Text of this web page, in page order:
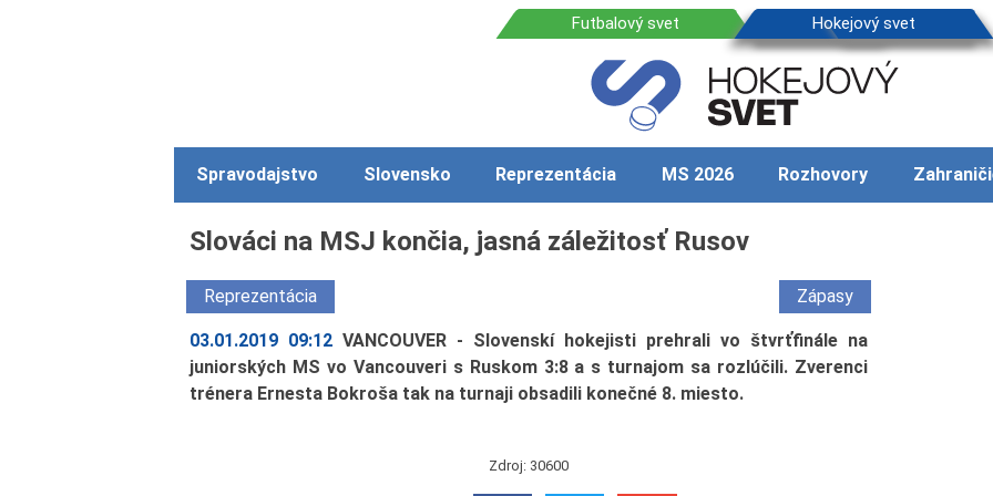
Spravodajstvo Slovensko Reprezentácia MS 2026 Rozhovory
Slováci na MSJ končia, jasná záležitosť Rusov
Reprezentácia Zápasy
03.01.2019 09:12 VANCOUVER - Slovenskí hokejisti prehrali vo štvrťfinále na
juniorských MS vo Vancouveri s Ruskom 3:8 a s turnajom sa rozlúčili. Zverenci
trénera Ernesta Bokroša tak na turnaji obsadili konečné 8. miesto.
Zdroj: 30600